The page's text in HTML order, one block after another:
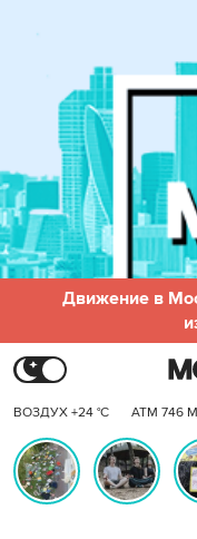
Движение в
ВОЗДУХ +24 °C АТМ 746